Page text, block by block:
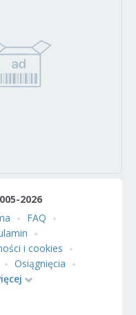
2026
FAQ
i cookies
Osiągnięcia